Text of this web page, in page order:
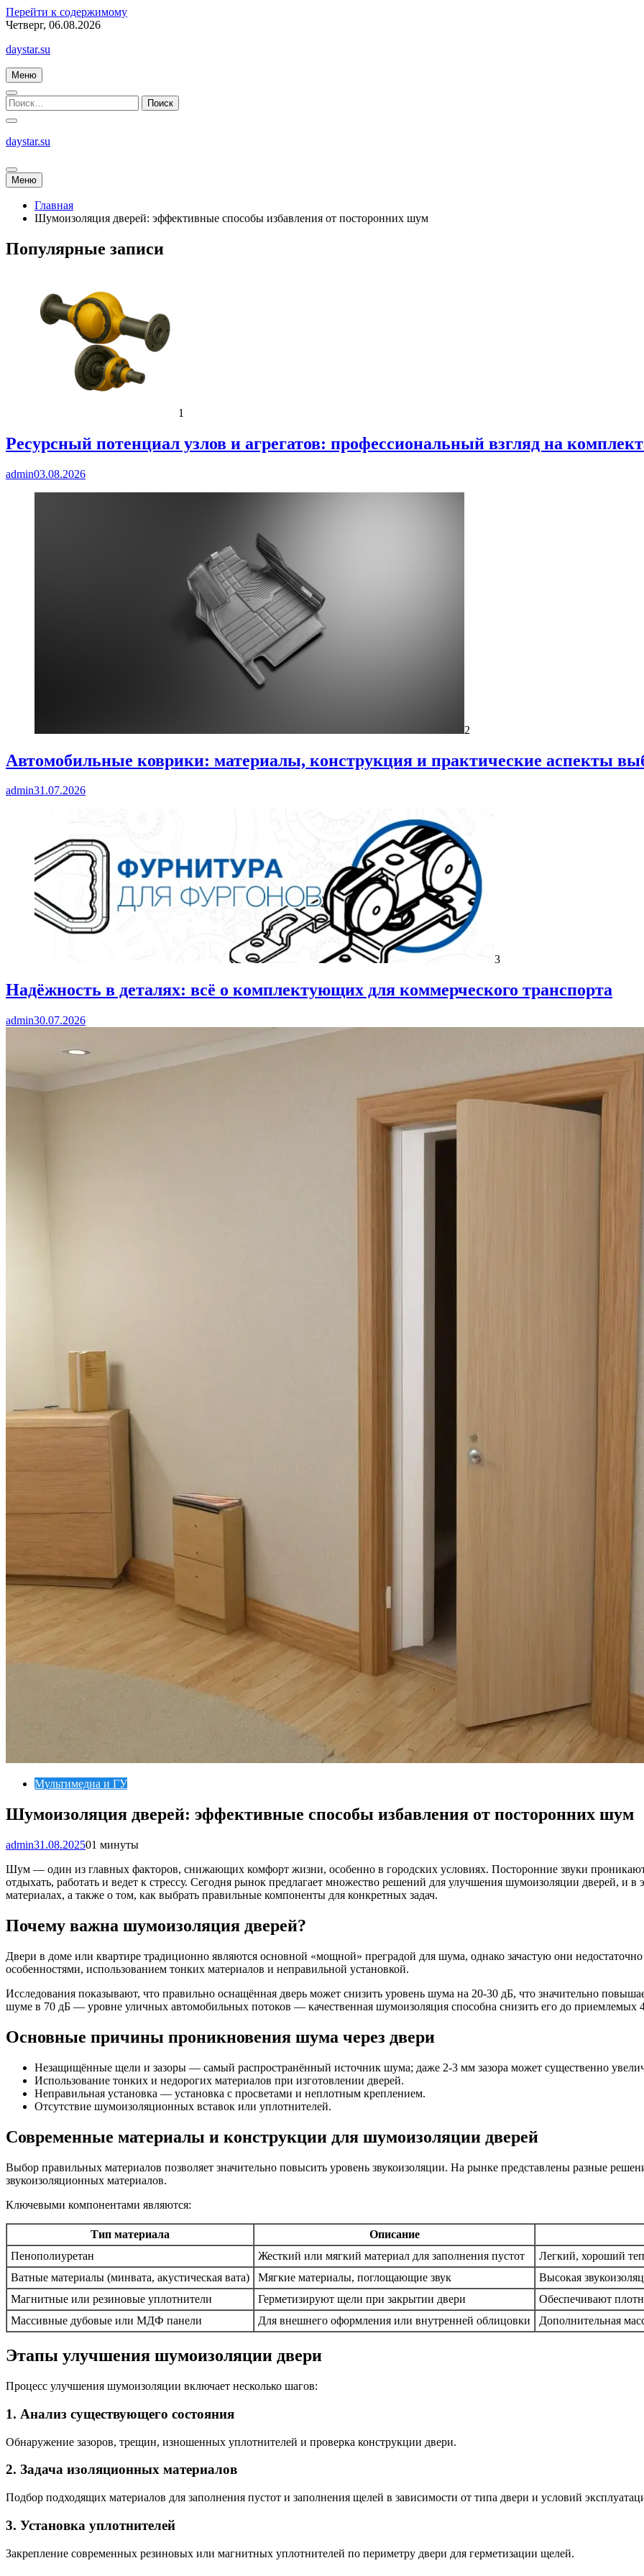
Перейти к содержимому
Четверг, 06.08.2026
daystar.su
Меню
daystar.su
Меню
Главная
Шумоизоляция дверей: эффективные способы избавления от посторонних шум
Популярные записи
1
Ресурсный потенциал узлов и агрегатов: профессиональный взгляд на
admin03.08.2026
2
Автомобильные коврики: материалы, конструкция и практические аспекты
admin31.07.2026
3
Надёжность в деталях: всё о комплектующих для коммерческого транспорта
admin30.07.2026
Мультимедиа и ГУ
Шумоизоляция дверей: эффективные способы избавления от посторонних шум
admin31.08.202501 минуты
Шум — один из главных факторов, снижающих комфорт жизни, особенно в городских условиях. Посторонние звуки
отдыхать, работать и ведет к стрессу. Сегодня рынок предлагает множество решений для улучшения шумоизоляции дверей, и
материалах, а также о том, как выбрать правильные компоненты для конкретных задач.
Почему важна шумоизоляция дверей?
Двери в доме или квартире традиционно являются основной «мощной» преградой для шума, однако зачастую они
особенностями, использованием тонких материалов и неправильной установкой.
Исследования показывают, что правильно оснащённая дверь может снизить уровень шума на 20-30 дБ, что значительно
шуме в 70 дБ — уровне уличных автомобильных потоков — качественная шумоизоляция способна снизить его до приемлемых
Основные причины проникновения шума через двери
Незащищённые щели и зазоры — самый распространённый источник шума; даже 2-3 мм зазора может существенно
Использование тонких и недорогих материалов при изготовлении дверей.
Неправильная установка — установка с просветами и неплотным креплением.
Отсутствие шумоизоляционных вставок или уплотнителей.
Современные материалы и конструкции для шумоизоляции дверей
Выбор правильных материалов позволяет значительно повысить уровень звукоизоляции. На рынке представлены разные
звукоизоляционных материалов.
Ключевыми компонентами являются:
Тип материала
Описание
Пенополиуретан
Жесткий или мягкий материал для заполнения пустот
Легкий, хороший
Ватные материалы (минвата, акустическая вата)
Мягкие материалы, поглощающие звук
Высокая
Магнитные или резиновые уплотнители
Герметизируют щели при закрытии двери
Обеспечивают
Массивные дубовые или МДФ панели
Для внешнего оформления или внутренней облицовки Дополнительная
Этапы улучшения шумоизоляции двери
Процесс улучшения шумоизоляции включает несколько шагов:
1. Анализ существующего состояния
Обнаружение зазоров, трещин, изношенных уплотнителей и проверка конструкции двери.
2. Задача изоляционных материалов
Подбор подходящих материалов для заполнения пустот и заполнения щелей в зависимости от типа двери и условий
3. Установка уплотнителей
Закрепление современных резиновых или магнитных уплотнителей по периметру двери для герметизации щелей.